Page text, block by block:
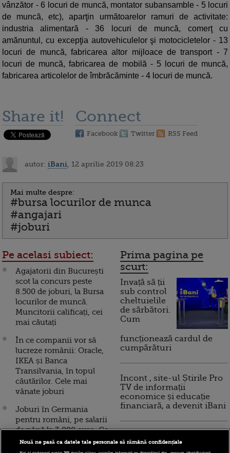
vânzător - 6 locuri de muncă, montator subansamble - 5 locuri
de muncă, etc), aparţin următoarelor ramuri de activitate:
industria alimentară - 36 locuri de muncă, comerţ cu
amănuntul, cu excepţia autovehiculelor şi motocicletelor - 13
locuri de muncă, fabricarea altor mijloace de transport - 7
locuri de muncă, fabricarea de mobilă - 5 locuri de muncă,
fabricarea articolelor de îmbrăcăminte - 4 locuri de muncă.
Share it! Connect
Facebook Twitter RSS Feed
autor: iBani , 12 aprilie 2019 08:23
Mai multe despre:
#bursa locurilor de munca
#angajari
#joburi
Pe acelasi subiect:
Agajatorii din București
scot la concurs peste
8.500 de joburi, la Bursa
locurilor de muncă.
Muncitorii calificați, cei
mai căutați
În ce companii vor să
lucreze românii: Oracle,
IKEA și Banca
Transilvania, în topul
căutărilor. Cele mai
vânate joburi
Joburi în Germania
pentru români, pe salarii
de până la 3.000 euro. Ce
specialiști se caută
Prima pagina pe
scurt:
Invață să ții
sub control
cheltuielile
de sărbători.
Cum
funcționează cardul de
cumpărături
Incont , site-ul Știrile Pro
TV de informații
economice și educație
financiară, a devenit iBani
financiare inteligente
Nouă ne pasă ca datele tale personale să rămână confidențiale